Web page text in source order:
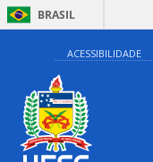
BRASIL
ACESSIBILIDADE